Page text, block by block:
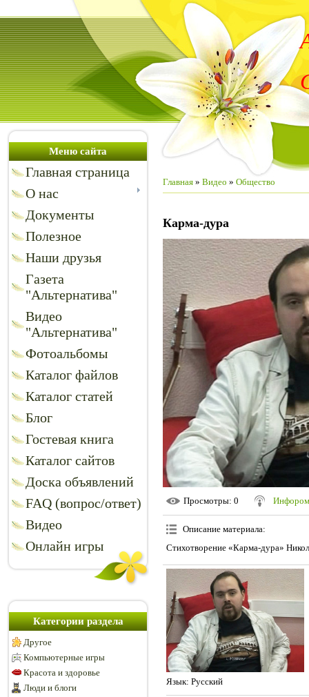
Меню сайта
Главная страница
О нас
Документы
Полезное
Наши друзья
Газета
"Альтернатива"
Видео
"Альтернатива"
Фотоальбомы
Каталог файлов
Каталог статей
Блог
Гостевая книга
Каталог сайтов
Доска объявлений
FAQ (вопрос/ответ)
Видео
Онлайн игры
Категории раздела
Другое
Компьютерные игры
Красота и здоровье
Люди и блоги
Главная » Видео » Общество
Карма-дура
Просмотры: 0
Описание материала:
Стихотворение «Карма-дура»
Язык: Русский